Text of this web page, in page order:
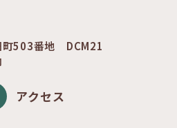
町503番地 DCM21
アクセス